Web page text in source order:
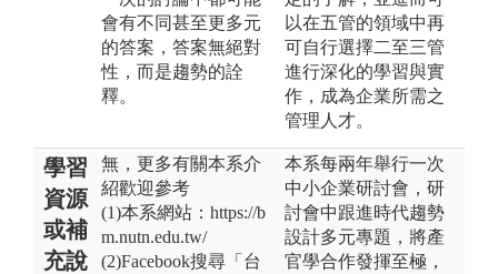
會有不同甚至更多元
的答案，答案無絕對
性，而是趨勢的詮
釋。
以在五管的領域中再
可自行選擇二至三管
進行深化的學習與實
作，成為企業所需之
管理人才。
學習
資源
或補
充說
無，更多有關本系介
紹歡迎參考
(1)本系網站：https://b
m.nutn.edu.tw/
(2)Facebook搜尋「台
本系每兩年舉行一次
中小企業研討會，研
討會中跟進時代趨勢
設計多元專題，將產
官學合作發揮至極，